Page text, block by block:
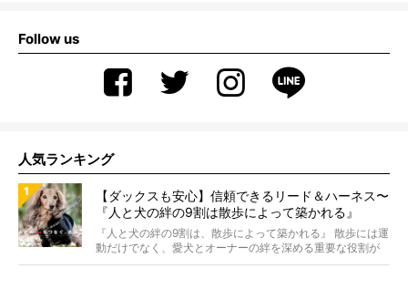
Follow us
人気ランキング
【ダックスも安心】信頼できるリード＆ハーネス〜
『人と犬の絆の9割は散歩によって築かれる』
WOLFGANG MAN＆BEAST〜
『人と犬の絆の9割は、散歩によって築かれる』 散歩には運
動だけでなく、愛犬とオーナーの絆を深める重要な役割が
あ...